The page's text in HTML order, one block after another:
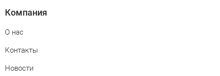
Компания
О нас
Контакты
Новости